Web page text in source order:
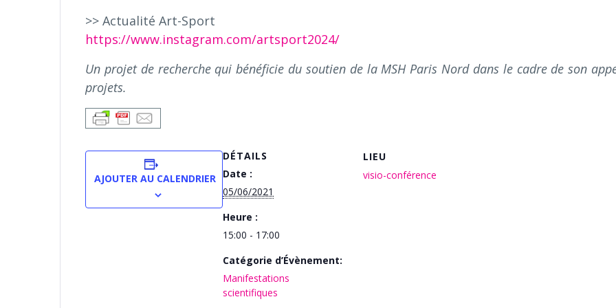
>> Actualité Art-Sport
https://www.instagram.com/artsport2024/
Un projet de recherche qui bénéficie du soutien de la MSH Paris Nord dans le cadre de son
projets.
AJOUTER AU CALENDRIER
DÉTAILS
Date :
05/06/2021
Heure :
15:00 - 17:00
Catégorie d’Évènement:
Manifestations
scientifiques
LIEU
visio-conférence